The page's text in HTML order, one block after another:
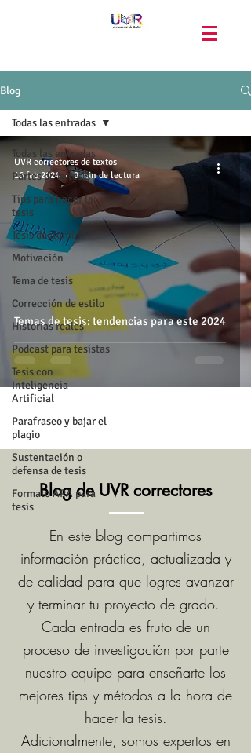
Blog
Todas las entradas
Partes de la tesis
Tips para hacer la
tesis
Tesis doctoral
Motivación
Tema de tesis
Corrección de estilo
Historias reales
Podcast para tesistas
Tesis con
Inteligencia
Artificial
Parafraseo y bajar el
plagio
Sustentación o
defensa de tesis
Formato APA para
tesis
Todas las entradas
Temas de tesis: tendencias para este 2024
UVR correctores de textos
16 feb 2024
9 min de lectura
Blog de UVR correctores
En este blog compartimos
información práctica, actualizada y
de calidad para que logres avanzar
y terminar tu proyecto de grado.
Cada entrada es fruto de un
proceso de investigación por parte
nuestro equipo para enseñarte los
mejores tips y métodos a la hora de
hacer la tesis.
Adicionalmente, somos expertos en